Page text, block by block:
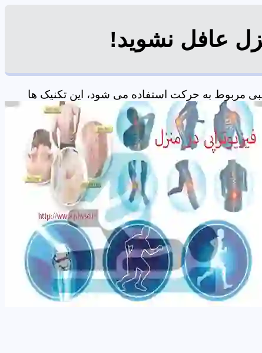
عافل نشوید!
مربوط به حرکت استفاده می شود، این تکنیک ها